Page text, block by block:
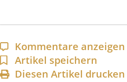
Kommentare anzeigen
Artikel speichern
Diesen Artikel drucken